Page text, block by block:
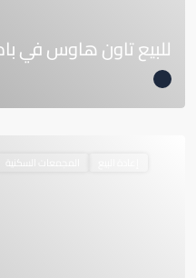
للبيع تاون هاوس في
المجمعات السكنية